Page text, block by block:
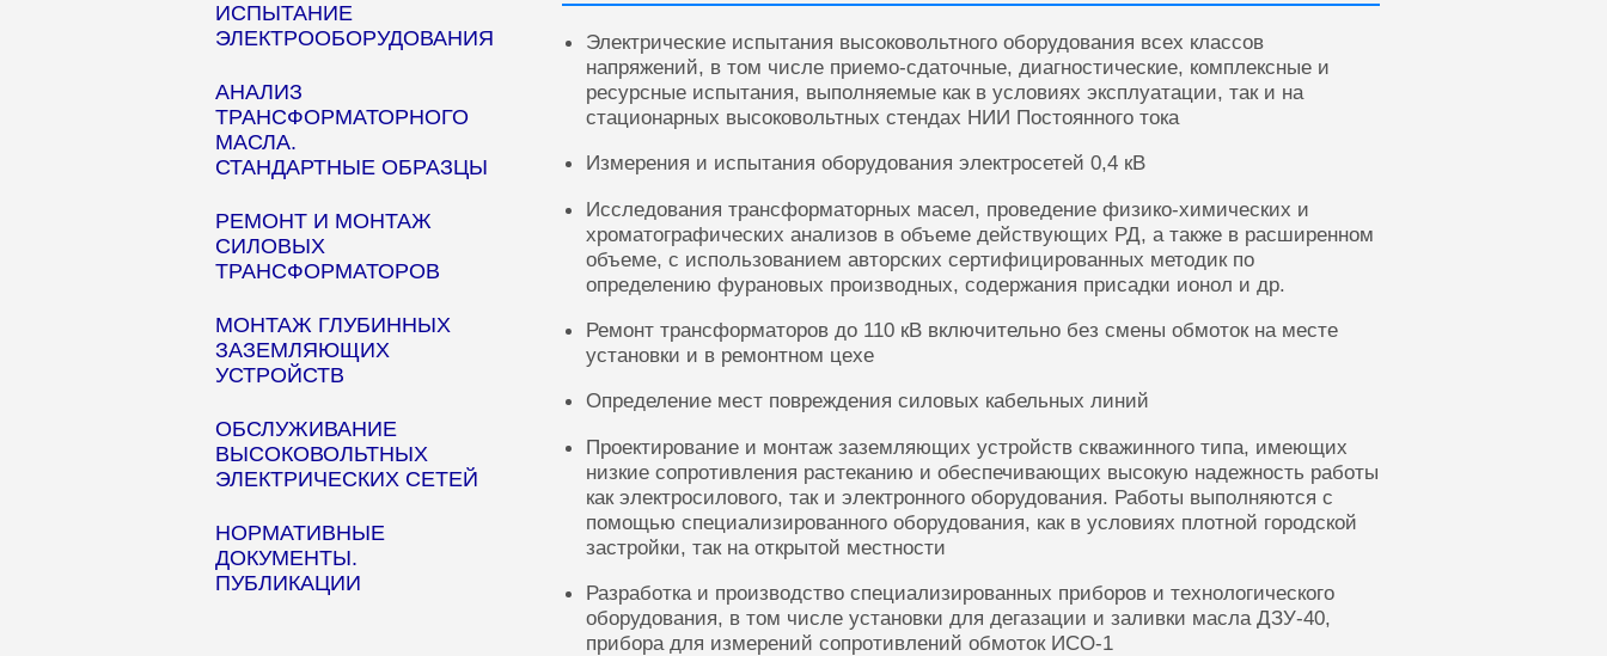
ИСПЫТАНИЕ
ЭЛЕКТРООБОРУДОВАНИЯ
АНАЛИЗ
ТРАНСФОРМАТОРНОГО
МАСЛА.
СТАНДАРТНЫЕ ОБРАЗЦЫ
РЕМОНТ И МОНТАЖ
СИЛОВЫХ
ТРАНСФОРМАТОРОВ
МОНТАЖ ГЛУБИННЫХ
ЗАЗЕМЛЯЮЩИХ
УСТРОЙСТВ
ОБСЛУЖИВАНИЕ
ВЫСОКОВОЛЬТНЫХ
ЭЛЕКТРИЧЕСКИХ СЕТЕЙ
НОРМАТИВНЫЕ
ДОКУМЕНТЫ.
ПУБЛИКАЦИИ
Электрические испытания высоковольтного оборудования всех классов
напряжений, в том числе приемо-сдаточные, диагностические, комплексные и
ресурсные испытания, выполняемые как в условиях эксплуатации, так и на
стационарных высоковольтных стендах НИИ Постоянного тока
Измерения и испытания оборудования электросетей 0,4 кВ
Исследования трансформаторных масел, проведение физико-химических и
хроматографических анализов в объеме действующих РД, а также в расширенном
объеме, с использованием авторских сертифицированных методик по
определению фурановых производных, содержания присадки ионол и др.
Ремонт трансформаторов до 110 кВ включительно без смены обмоток на месте
установки и в ремонтном цехе
Определение мест повреждения силовых кабельных линий
Проектирование и монтаж заземляющих устройств скважинного типа, имеющих
низкие сопротивления растеканию и обеспечивающих высокую надежность работы
как электросилового, так и электронного оборудования. Работы выполняются с
помощью специализированного оборудования, как в условиях плотной городской
застройки, так на открытой местности
Разработка и производство специализированных приборов и технологического
оборудования, в том числе установки для дегазации и заливки масла ДЗУ-40,
прибора для измерений сопротивлений обмоток ИСО-1